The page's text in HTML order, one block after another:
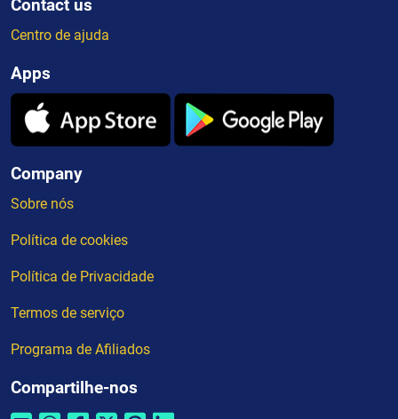
Contact us
Centro de ajuda
Apps
Company
Sobre nós
Política de cookies
Política de Privacidade
Termos de serviço
Programa de Afiliados
Compartilhe-nos